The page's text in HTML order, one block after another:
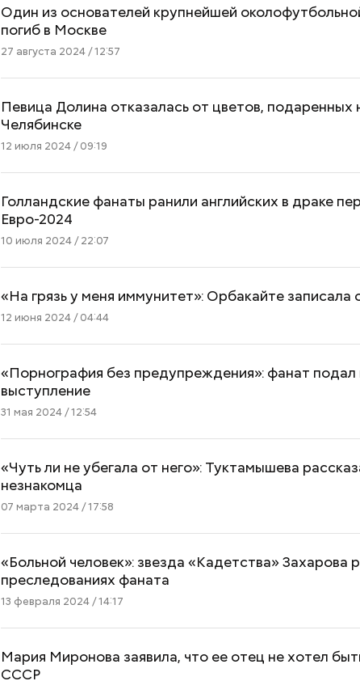
Один из основателей крупнейшей
погиб в Москве
27 августа 2024 / 12:57
Певица Долина отказалась от цветов, подаренных
Челябинске
12 июля 2024 / 09:19
Голландские фанаты ранили английских в драке
Евро-2024
10 июля 2024 / 22:07
«На грязь у меня иммунитет»: Орбакайте
12 июня 2024 / 04:44
«Порнография без предупреждения»: фанат
выступление
31 мая 2024 / 12:54
«Чуть ли не убегала от него»: Туктамышева
незнакомца
07 марта 2024 / 17:58
«Больной человек»: звезда «Кадетства» Захарова
преследованиях фаната
13 февраля 2024 / 14:17
Мария Миронова заявила, что ее отец не хотел
СССР